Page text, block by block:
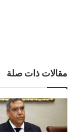
مقالات ذات صلة